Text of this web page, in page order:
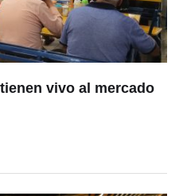
vivo al mercado